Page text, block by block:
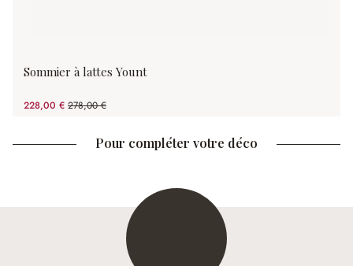
Sommier à lattes Yount
228,00 € 278,00 €
(17.99%spared)
Pour compléter votre déco